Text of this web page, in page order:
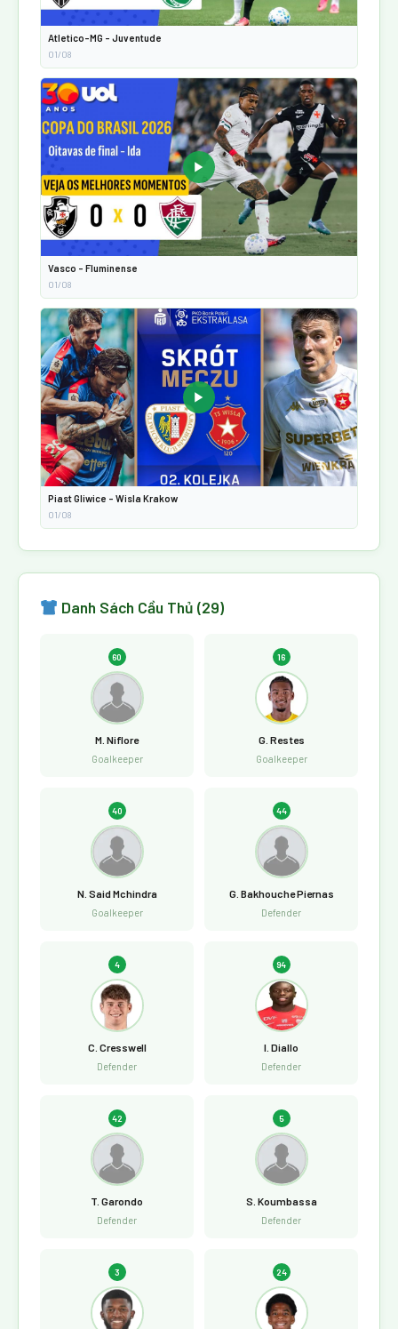
Atletico-MG - Juventude
01/08
▶
Vasco - Fluminense
01/08
▶
Piast Gliwice - Wisla Krakow
01/08
Danh Sách Cầu Thủ (29)
60
M. Niflore
Goalkeeper
16
G. Restes
Goalkeeper
40
N. Said Mchindra
Goalkeeper
44
G. Bakhouche Piernas
Defender
4
C. Cresswell
Defender
94
I. Diallo
Defender
42
T. Garondo
Defender
5
S. Koumbassa
Defender
3 24